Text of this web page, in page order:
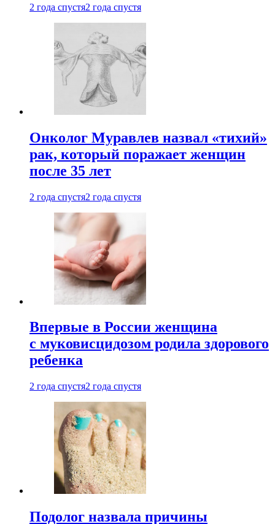
2 года спустя2 года спустя
Онколог Муравлев назвал «тихий»
рак, который поражает женщин
после 35 лет
2 года спустя2 года спустя
Впервые в России женщина
с муковисцидозом родила здорового
ребенка
2 года спустя2 года спустя
Подолог назвала причины